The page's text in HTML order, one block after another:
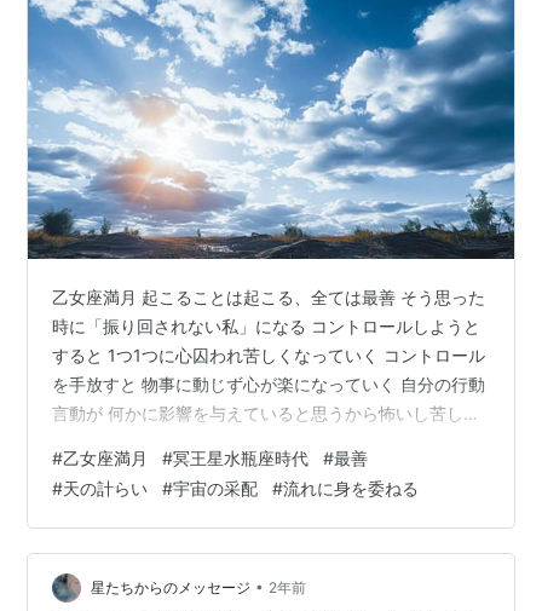
乙女座満月 起こることは起こる、全ては最善 そう思った
時に「振り回されない私」になる コントロールしようと
すると 1つ1つに心囚われ苦しくなっていく コントロール
を手放すと 物事に動じず心が楽になっていく 自分の行動
言動が 何かに影響を与えていると思うから怖いし苦しい
れたいように流れさせてあげればいい 全ては幸せにつな
がっているから
#乙女座満月 #冥王星水瓶座時代 #最善
#天の計らい #宇宙の采配 #流れに身を委ねる
星たちからのメッセージ • 2年前